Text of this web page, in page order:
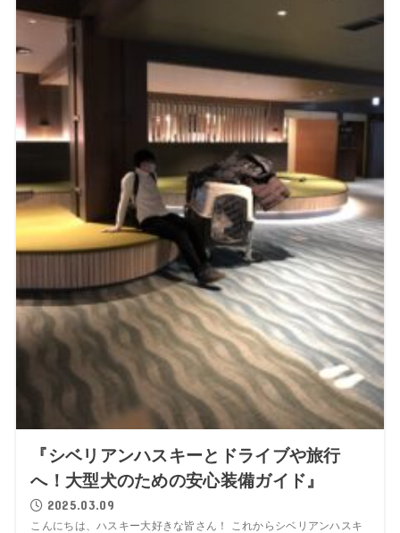
『シベリアンハスキーとドライブや旅行
へ！大型犬のための安心装備ガイド』
2025.03.09
こんにちは、ハスキー大好きな皆さん！ これからシベリアンハスキ